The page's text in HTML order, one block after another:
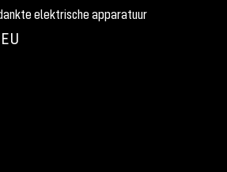
elektrische apparatuur